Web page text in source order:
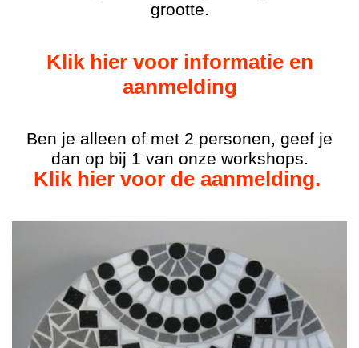
grootte.
Klik hier voor informatie en
aanmelding
Ben je alleen of met 2 personen, geef je
dan op bij 1 van onze workshops.
Klik hier voor de aanmelding.